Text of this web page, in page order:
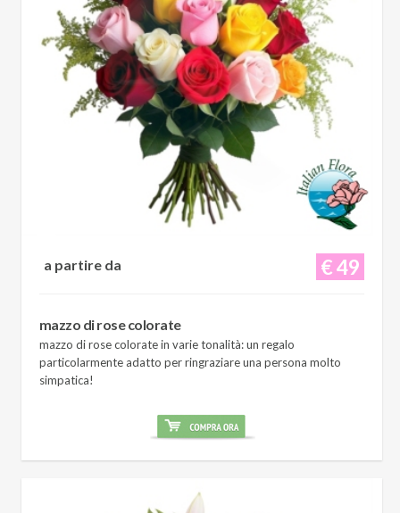
€ 49
a partire da
mazzo di rose colorate
mazzo di rose colorate in varie tonalità: un regalo
particolarmente adatto per ringraziare una persona molto
simpatica!